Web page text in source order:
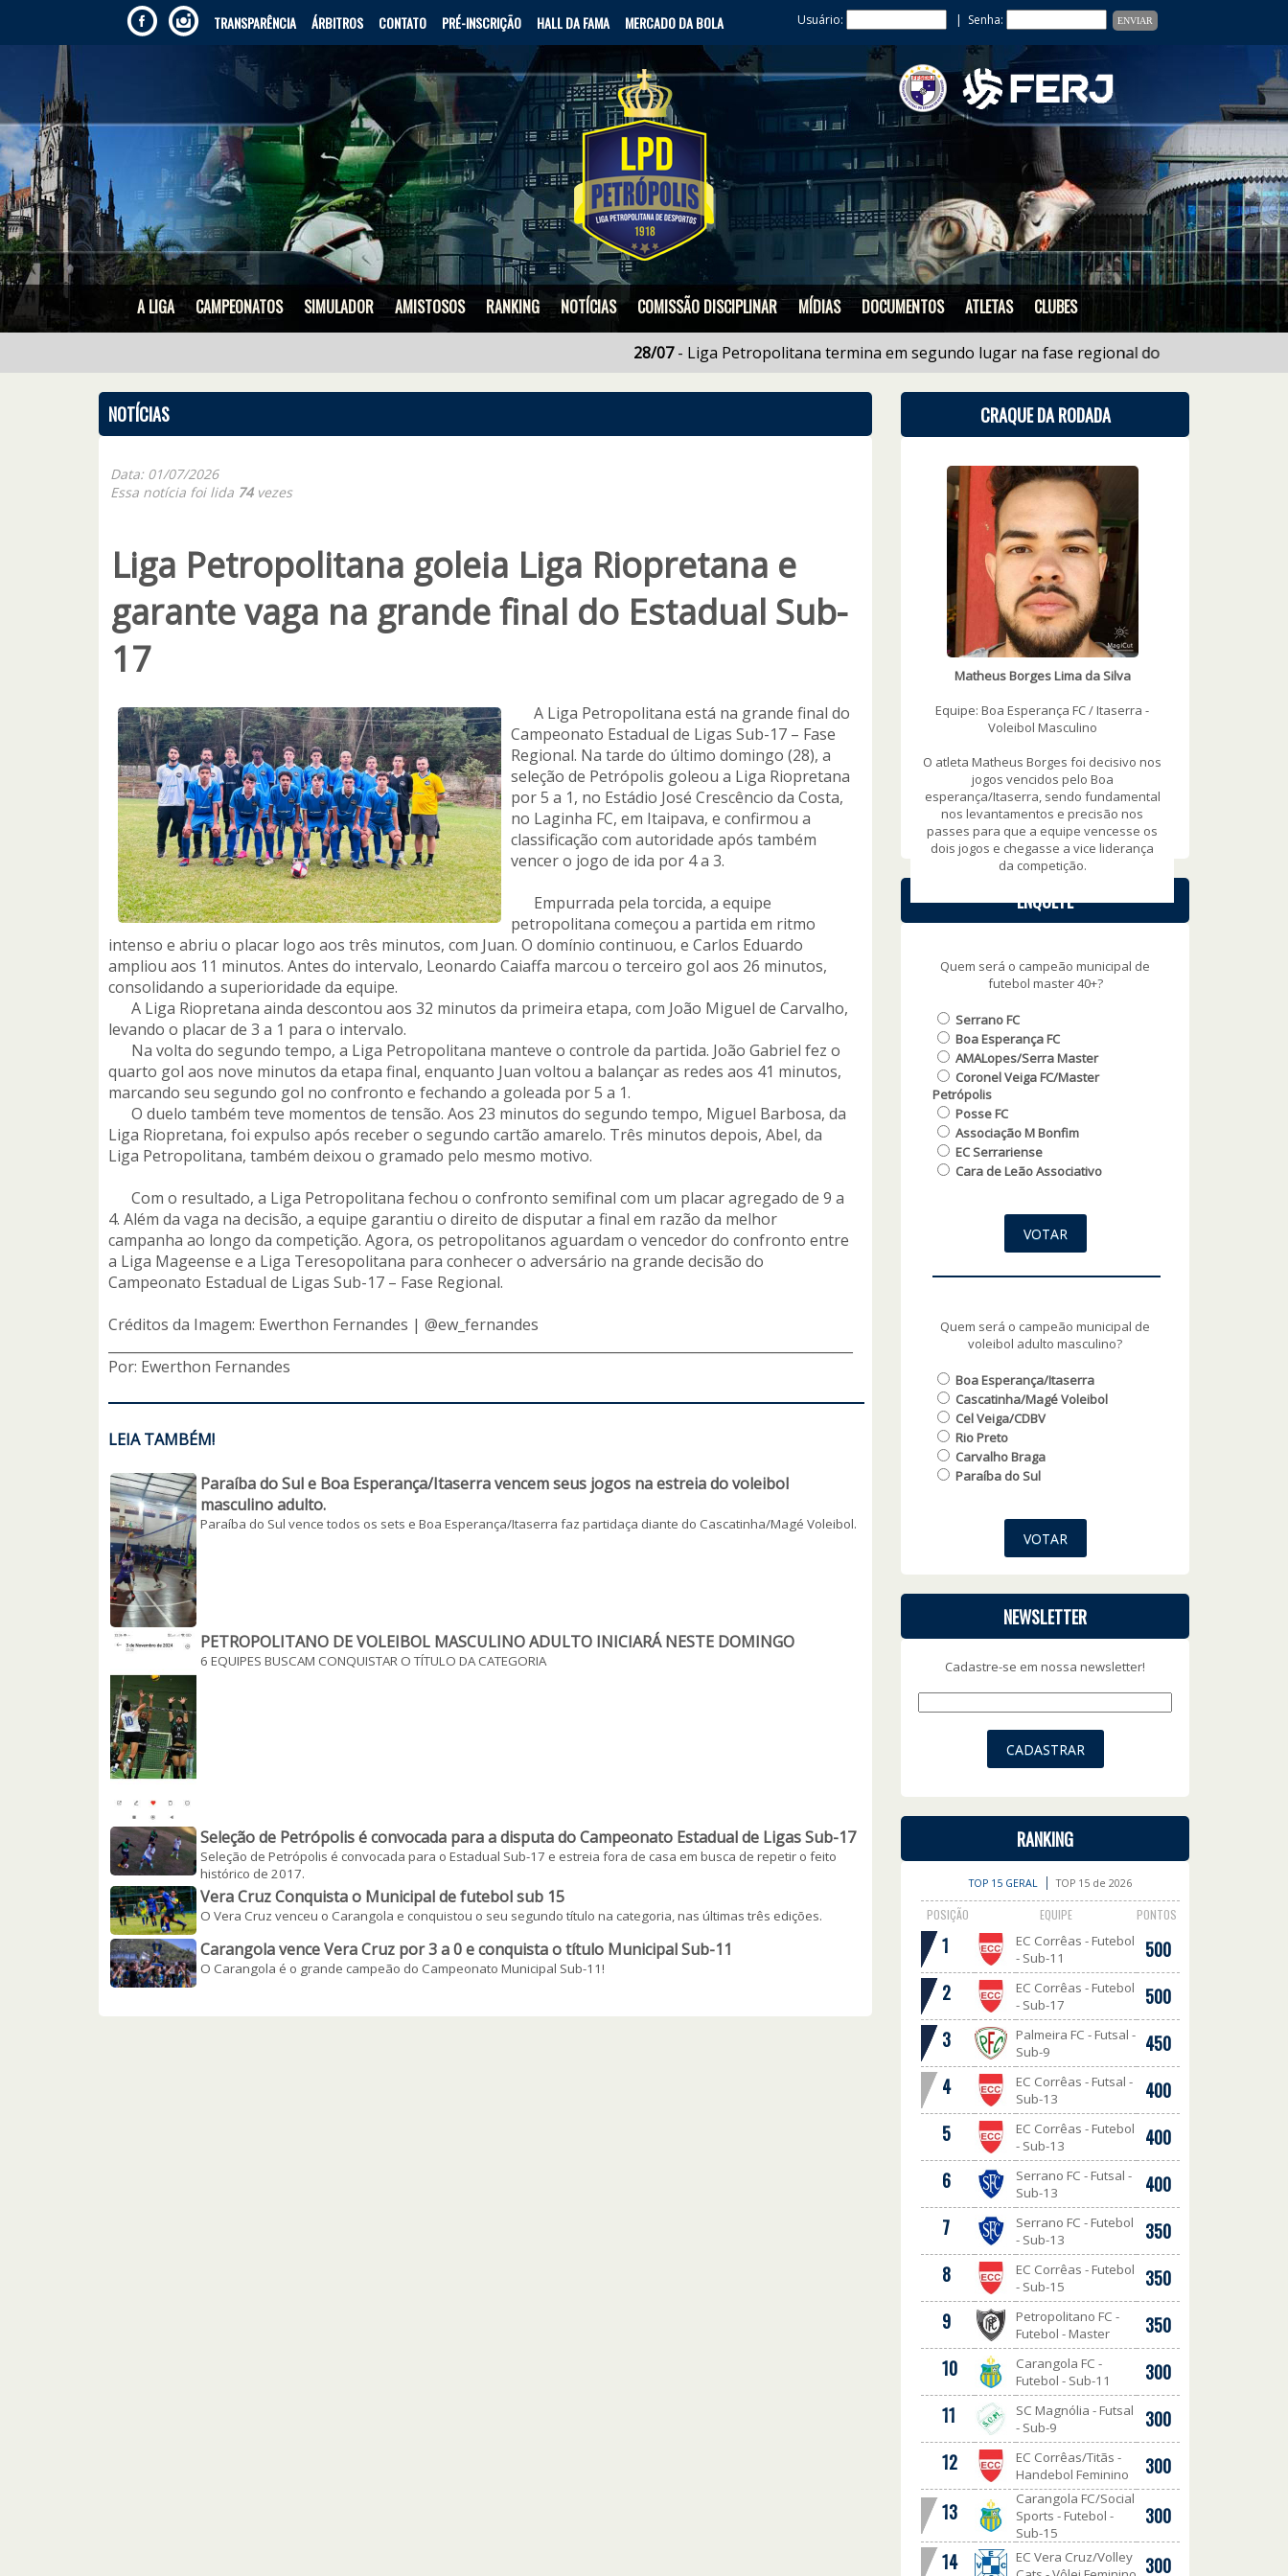
TRANSPARÊNCIA ÁRBITROS CONTATO PRÉ-INSCRIÇÃO HALL DA FAMA MERCADO DA BOLA Usuário: | Senha:
A LIGA CAMPEONATOS SIMULADOR AMISTOSOS RANKING NOTÍCIAS COMISSÃO DISCIPLINAR MÍDIAS DOCUMENTOS ATLETAS CLUBES
- Liga Petropolitana termina em segundo lugar na fase regional do estadual de Ligas
NOTÍCIAS
Data: 01/07/2026
Essa notícia foi lida 74vezes
Liga Petropolitana goleia Liga Riopretana e
garante vaga na grande final do Estadual Sub-
17
A Liga Petropolitana está na grande final do
Campeonato Estadual de Ligas Sub-17 – Fase
Regional. Na tarde do último domingo (28), a
seleção de Petrópolis goleou a Liga Riopretana
por 5 a 1, no Estádio José Crescêncio da Costa,
no Laginha FC, em Itaipava, e confirmou a
classificação com autoridade após também
vencer o jogo de ida por 4 a 3.
Empurrada pela torcida, a equipe
petropolitana começou a partida em ritmo
intenso e abriu o placar logo aos três minutos, com Juan. O domínio continuou, e Carlos Eduardo
ampliou aos 11 minutos. Antes do intervalo, Leonardo Caiaffa marcou o terceiro gol aos 26 minutos,
consolidando a superioridade da equipe.
A Liga Riopretana ainda descontou aos 32 minutos da primeira etapa, com João Miguel de Carvalho,
levando o placar de 3 a 1 para o intervalo.
Na volta do segundo tempo, a Liga Petropolitana manteve o controle da partida. João Gabriel fez o
quarto gol aos nove minutos da etapa final, enquanto Juan voltou a balançar as redes aos 41 minutos,
marcando seu segundo gol no confronto e fechando a goleada por 5 a 1.
O duelo também teve momentos de tensão. Aos 23 minutos do segundo tempo, Miguel Barbosa, da
Liga Riopretana, foi expulso após receber o segundo cartão amarelo. Três minutos depois, Abel, da
Liga Petropolitana, também deixou o gramado pelo mesmo motivo.
Com o resultado, a Liga Petropolitana fechou o confronto semifinal com um placar agregado de 9 a
4. Além da vaga na decisão, a equipe garantiu o direito de disputar a final em razão da melhor
campanha ao longo da competição. Agora, os petropolitanos aguardam o vencedor do confronto entre
a Liga Mageense e a Liga Teresopolitana para conhecer o adversário na grande decisão do
Campeonato Estadual de Ligas Sub-17 – Fase Regional.
Créditos da Imagem: Ewerthon Fernandes | @ew_fernandes
Por: Ewerthon Fernandes
LEIA TAMBÉM!
Paraíba do Sul e Boa Esperança/Itaserra vencem seus jogos na estreia do voleibol
masculino adulto.
Paraíba do Sul vence todos os sets e Boa Esperança/Itaserra faz partidaça diante do Cascatinha/Magé Voleibol.
PETROPOLITANO DE VOLEIBOL MASCULINO ADULTO INICIARÁ NESTE DOMINGO
6 EQUIPES BUSCAM CONQUISTAR O TÍTULO DA CATEGORIA
Seleção de Petrópolis é convocada para a disputa do Campeonato Estadual de Ligas Sub-17
Seleção de Petrópolis é convocada para o Estadual Sub-17 e estreia fora de casa em busca de repetir o feito
histórico de 2017.
Vera Cruz Conquista o Municipal de futebol sub 15
O Vera Cruz venceu o Carangola e conquistou o seu segundo título na categoria, nas últimas três edições.
Carangola vence Vera Cruz por 3 a 0 e conquista o título Municipal Sub-11
O Carangola é o grande campeão do Campeonato Municipal Sub-11!
CRAQUE DA RODADA
WOWSlider.com
Matheus Borges Lima da Silva
Equipe: Boa Esperança FC / Itaserra -
Voleibol Masculino
O atleta Matheus Borges foi decisivo nos
jogos vencidos pelo Boa
esperança/Itaserra, sendo fundamental
nos levantamentos e precisão nos
passes para que a equipe vencesse os
dois jogos e chegasse a vice liderança
da competição.
ENQUETE
Quem será o campeão municipal de
futebol master 40+?
Serrano FC
Boa Esperança FC
AMALopes/Serra Master
Coronel Veiga FC/Master
Petrópolis
Posse FC
Associação M Bonfim
EC Serrariense
Cara de Leão Associativo
Quem será o campeão municipal de
voleibol adulto masculino?
Boa Esperança/Itaserra
Cascatinha/Magé Voleibol
Cel Veiga/CDBV
Rio Preto
Carvalho Braga
Paraíba do Sul
NEWSLETTER
Cadastre-se em nossa newsletter!
RANKING